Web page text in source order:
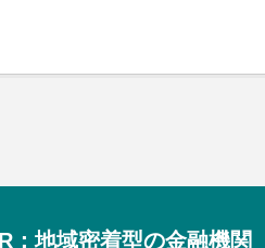
：地域密着型の金融機関